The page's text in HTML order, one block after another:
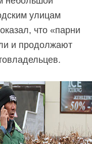
улицам
что «парни
и продолжают